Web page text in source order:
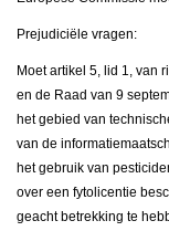
Prejudiciële vragen:
Moet artikel 5, lid 1, van
en de Raad van 9
het gebied van
van de
het gebruik van
over een fytolicentie
geacht betrekking te